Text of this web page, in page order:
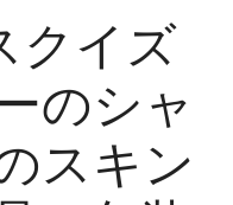
クイズ
のシャ
スキン